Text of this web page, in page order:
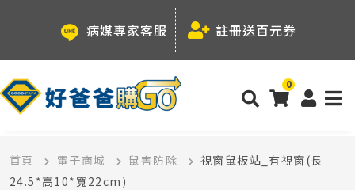
病媒專家客服 註冊送百元券
0
首頁 電子商城 鼠害防除
視窗鼠板站_有視窗(長
24.5*高10*寬22cm)